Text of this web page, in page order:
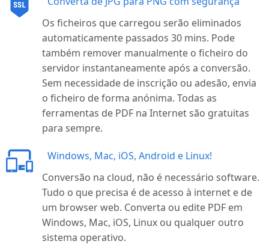
Os ficheiros que carregou serão eliminados
automaticamente passados 30 mins. Pode
também remover manualmente o ficheiro do
servidor instantaneamente após a conversão.
Sem necessidade de inscrição ou adesão, envia
o ficheiro de forma anónima. Todas as
ferramentas de PDF na Internet são gratuitas
para sempre.
Windows, Mac, iOS, Android e Linux!
Conversão na cloud, não é necessário software.
Tudo o que precisa é de acesso à internet e de
um browser web. Converta ou edite PDF em
Windows, Mac, iOS, Linux ou qualquer outro
sistema operativo.